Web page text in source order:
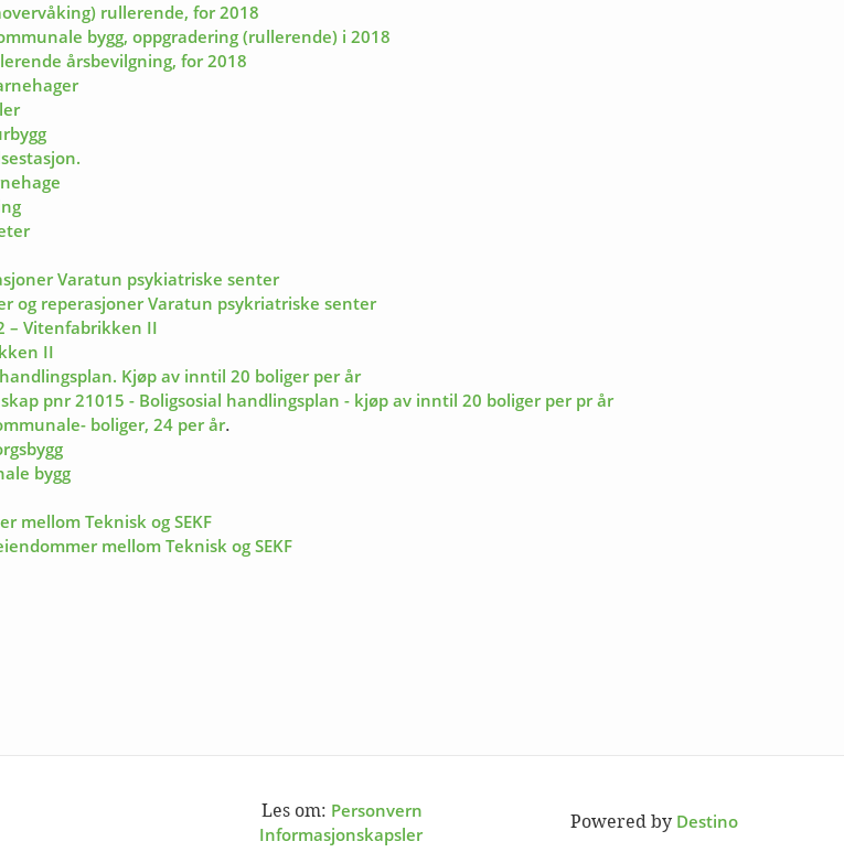
rullerende, for 2018
bygg, oppgradering (rullerende) i 2018
årsbevilgning, for 2018
Varatun psykiatriske senter
og reperasjoner Varatun psykriatriske senter
– Vitenfabrikken II
II
Kjøp av inntil 20 boliger per år
pnr 21015 - Boligsosial handlingsplan - kjøp av inntil 20 boliger per pr år
boliger, 24 per år.
bygg
mellom Teknisk og SEKF
mellom Teknisk og SEKF
Les om: Personvern
Informasjonskapsler
Powered by Destino